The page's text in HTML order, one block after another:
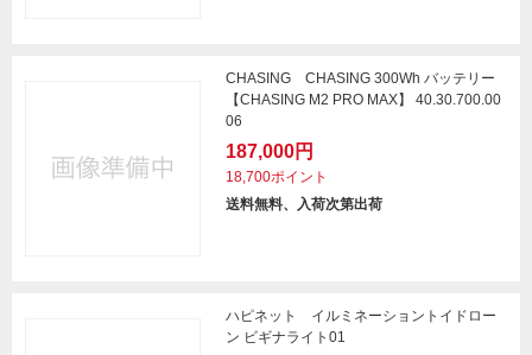
CHASING CHASING 300Wh バッテリー
【CHASING M2 PRO MAX】 40.30.700.00
06
187,000円
18,700ポイント
送料無料、入荷次第出荷
ハピネット イルミネーショントイドロー
ン ビギナライト01